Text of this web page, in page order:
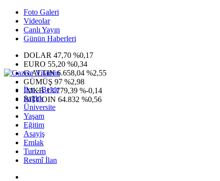
Foto Galeri
Videolar
Canlı Yayın
Günün Haberleri
DOLAR 47,70 %0,17
EURO 55,20 %0,34
G.ALTIN6.658,04 %2,55
GÜMÜŞ 97 %2,98
IMKB13.779,39 %-0,14
BITCOIN 64.832 %0,56
İlçe - Belde
Sağlık
Üniversite
Yaşam
Eğitim
Asayiş
Emlak
Turizm
Resmî İlan